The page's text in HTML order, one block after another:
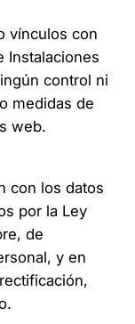
vínculos con
Instalaciones
control ni
medidas de
web.
con los datos
por la Ley
de
y en